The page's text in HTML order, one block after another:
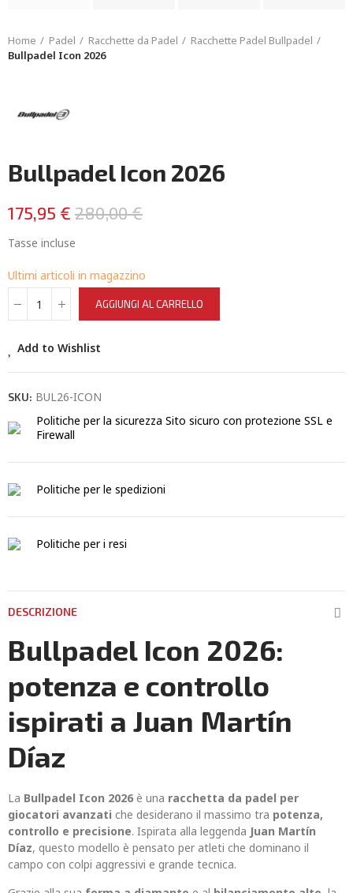
Home Padel Racchette da Padel
Racchette Padel Bullpadel
Bullpadel Icon 2026
Bullpadel Icon 2026
175,95 € 280,00 €
Tasse incluse
Ultimi articoli in magazzino
AGGIUNGI AL CARRELLO
Add to Wishlist
SKU: BUL26-ICON
Politiche per la sicurezza Sito sicuro con protezione SSL e
Firewall
Politiche per le spedizioni
Politiche per i resi
DESCRIZIONE
Bullpadel Icon 2026:
potenza e controllo
ispirati a Juan Martín
Díaz
La Bullpadel Icon 2026 è una racchetta da padel per
giocatori avanzati che desiderano il massimo tra potenza,
controllo e precisione. Ispirata alla leggenda Juan Martín
Díaz, questo modello è pensato per atleti che dominano il
campo con colpi aggressivi e grande tecnica.